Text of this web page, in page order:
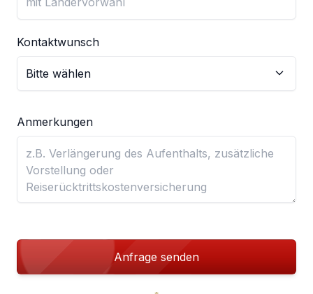
Kontaktwunsch
Anmerkungen
Anfrage senden